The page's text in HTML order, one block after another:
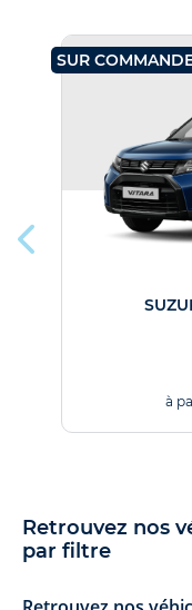
SUR
à
Retrouvez nos
par filtre